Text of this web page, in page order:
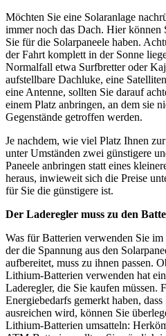
Möchten Sie eine Solaranlage
immer noch das Dach. Hier können
Sie für die Solarpaneele haben.
der Fahrt komplett in der Sonne
Normalfall etwa Surfbretter oder
aufstellbare Dachluke, eine
eine Antenne, sollten Sie darauf
einem Platz anbringen, an dem sie
Gegenstände getroffen werden.
Je nachdem, wie viel Platz Ihnen
unter Umständen zwei günstigere
Paneele anbringen statt eines
heraus, inwieweit sich die Preise
für Sie die günstigere ist.
Der Laderegler muss zu den
Was für Batterien verwenden Sie
der die Spannung aus den
aufbereitet, muss zu ihnen passen.
Lithium-Batterien verwenden hat
Laderegler, die Sie kaufen müssen.
Energiebedarfs gemerkt haben,
ausreichen wird, können Sie
Lithium-Batterien umsatteln: